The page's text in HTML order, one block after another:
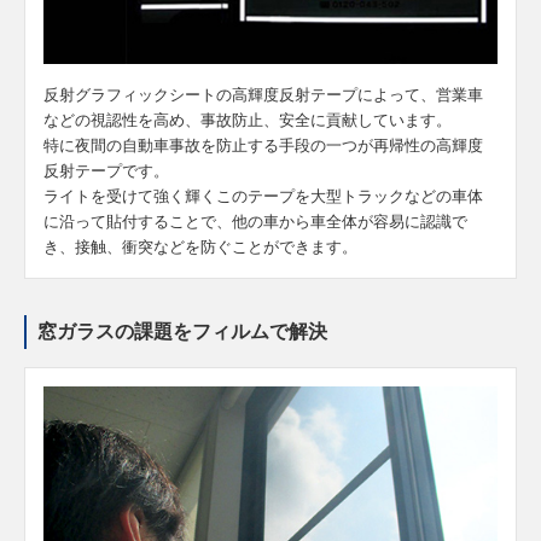
反射グラフィックシートの高輝度反射テープによって、営業車
などの視認性を高め、事故防止、安全に貢献しています。
特に夜間の自動車事故を防止する手段の一つが再帰性の高輝度
反射テープです。
ライトを受けて強く輝くこのテープを大型トラックなどの車体
に沿って貼付することで、他の車から車全体が容易に認識で
き、接触、衝突などを防ぐことができます。
窓ガラスの課題をフィルムで解決